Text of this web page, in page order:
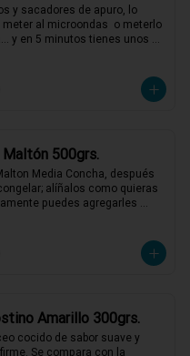
y sacadores de apuro, lo
meter al microondas  o meterlo
y en 5 minutos tienes unos
Maltón 500grs.
Media Concha, después
alíñalos como quieras
puedes agregarles
Amarillo 300grs.
cocido de sabor suave y
Se compara con la